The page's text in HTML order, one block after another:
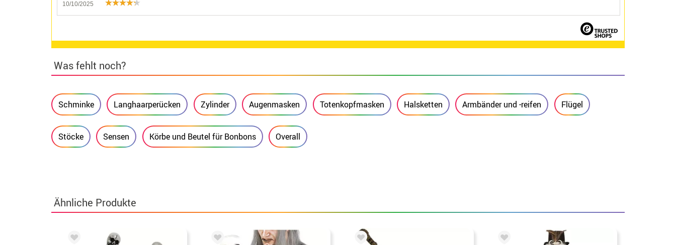
10/10/2025
Was fehlt noch?
Schminke Langhaarperücken Zylinder Augenmasken Totenkopfmasken Halsketten Armbänder und -reifen Flügel
Stöcke Sensen Körbe und Beutel für Bonbons Overall
Ähnliche Produkte